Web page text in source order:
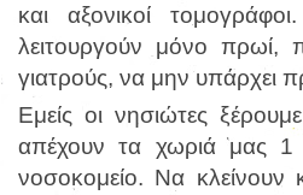
και αξονικοί
λειτουργούν μόνο πρωί,
γιατρούς, να μην υπάρχει
Εμείς οι νησιώτες
απέχουν τα χωριά μας
νοσοκομείο. Να κλείνουν